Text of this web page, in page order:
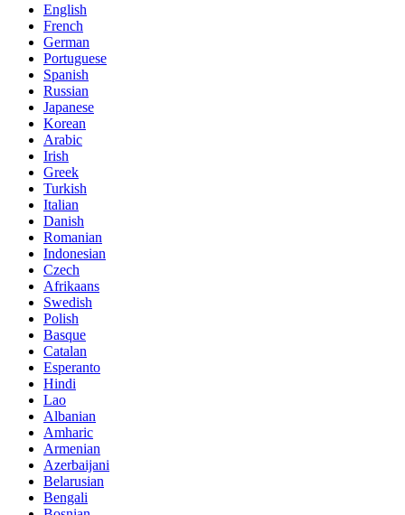
English
French
German
Portuguese
Spanish
Russian
Japanese
Korean
Arabic
Irish
Greek
Turkish
Italian
Danish
Romanian
Indonesian
Czech
Afrikaans
Swedish
Polish
Basque
Catalan
Esperanto
Hindi
Lao
Albanian
Amharic
Armenian
Azerbaijani
Belarusian
Bengali